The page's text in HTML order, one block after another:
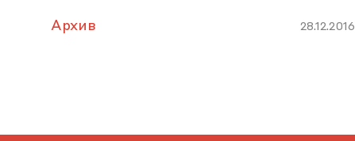
Архив 28.12.2016